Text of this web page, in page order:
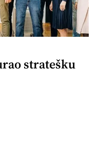
stratešku